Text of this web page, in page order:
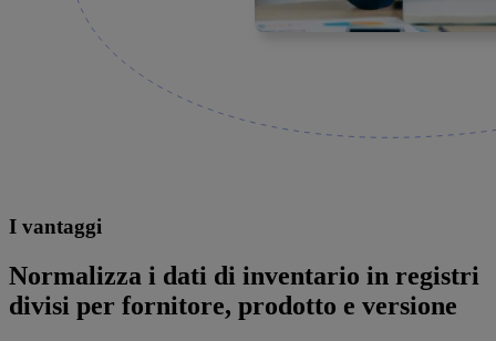
I vantaggi
Normalizza i dati di inventario in registri
divisi per fornitore, prodotto e versione